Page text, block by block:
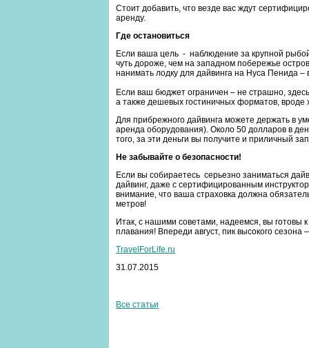
Стоит добавить, что везде вас ждут
аренду.
Где остановиться
Если ваша цель - наблюдение за крупной
чуть дороже, чем на западном побережье
нанимать лодку для дайвинга на Нуса Пенида –
Если ваш бюджет ограничен – не страшно,
а также дешевых гостиничных форматов, вроде
Для прибрежного дайвинга можете держать в
аренда оборудования). Около 50 долларов в
того, за эти деньги вы получите и приличный
Не забывайте о безопасности!
Если вы собираетесь серьезно заниматься
дайвинг, даже с сертифицированным
внимание, что ваша страховка должна
метров!
Итак, с нашими советами, надеемся, вы готовы
плавания! Впереди август, пик высокого
TravelForLife.ru
31.07.2015
Все статьи